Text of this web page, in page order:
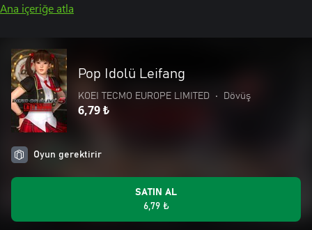
Ana içeriğe atla
Pop Idolü Leifang
KOEI TECMO EUROPE LIMITED • Dövüş
6,79 ₺
Oyun gerektirir
SATIN AL
6,79 ₺